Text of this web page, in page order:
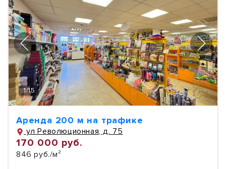
1/15
Аренда 200 м на трафике
ул Революционная, д. 75
170 000 руб.
846 руб./м²